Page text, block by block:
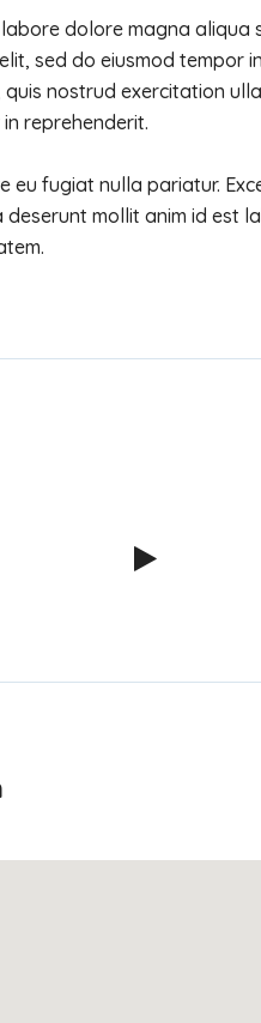
dolore magna aliqua
sed do eiusmod tempor
quis nostrud exercitation
reprehenderit.
eu fugiat nulla pariatur.
mollit anim id est